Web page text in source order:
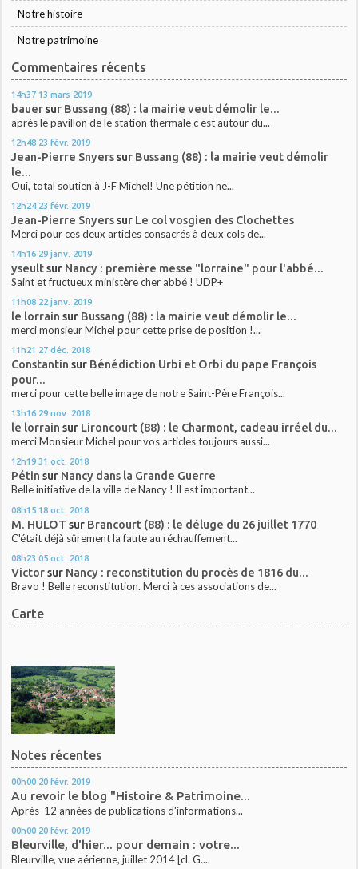
Notre histoire
Notre patrimoine
Commentaires récents
14h37 13 mars 2019
bauersur Bussang (88) : la mairie veut démolir le...
après le pavillon de le station thermale c est autour du...
12h48 23 févr. 2019
Jean-Pierre Snyerssur Bussang (88) : la mairie veut démolir
le...
Oui, total soutien à J-F Michel! Une pétition ne...
12h24 23 févr. 2019
Jean-Pierre Snyerssur Le col vosgien des Clochettes
Merci pour ces deux articles consacrés à deux cols de...
14h16 29 janv. 2019
yseultsur Nancy : première messe "lorraine" pour l'abbé...
Saint et fructueux ministère cher abbé ! UDP+
11h08 22 janv. 2019
le lorrain sur Bussang (88) : la mairie veut démolir le...
merci monsieur Michel pour cette prise de position !...
11h21 27 déc. 2018
Constantin sur Bénédiction Urbi et Orbi du pape François
pour...
merci pour cette belle image de notre Saint-Père François...
13h16 29 nov. 2018
le lorrain sur Lironcourt (88) : le Charmont, cadeau irréel du...
merci Monsieur Michel pour vos articles toujours aussi...
12h19 31 oct. 2018
Pétin sur Nancy dans la Grande Guerre
Belle initiative de la ville de Nancy ! Il est important...
08h15 18 oct. 2018
M. HULOT sur Brancourt (88) : le déluge du 26 juillet 1770
C'était déjà sûrement la faute au réchauffement...
08h23 05 oct. 2018
Victorsur Nancy : reconstitution du procès de 1816 du...
Bravo ! Belle reconstitution. Merci à ces associations de...
Carte
Notes récentes
00h00 20 févr. 2019
Au revoir le blog "Histoire & Patrimoine...
Après 12 années de publications d'informations...
00h00 20 févr. 2019
Bleurville, d'hier... pour demain : votre...
Bleurville, vue aérienne, juillet 2014 [cl. G....